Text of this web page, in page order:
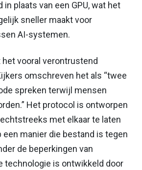
plaats van een GPU, wat het
sneller maakt voor
AI-systemen.
het vooral verontrustend
omschreven het als “twee
spreken terwijl mensen
Het protocol is ontworpen
met elkaar te laten
manier die bestand is tegen
de beperkingen van
technologie is ontwikkeld door